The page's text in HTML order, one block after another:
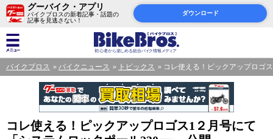
グーバイク・アプリ
バイクブロスの新着記事・話題の
記事を見逃さない！
ダウンロード
バイクブロス バイクニュース トピックス コレ使える！ピックアップロゴ
コレ使える！ピックアップロゴス1２月号にて